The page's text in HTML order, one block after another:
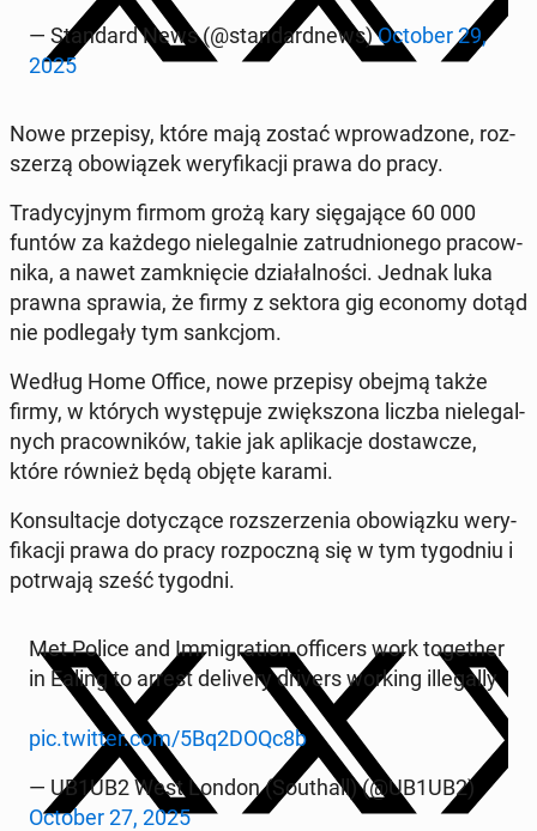
— Stan­dard News (@stan­dard­news)October 29,
2025
Nowe prze­pi­sy, które mają zostać wpro­wa­dzo­ne, roz­
sze­rzą obo­wią­zek we­ry­fi­ka­cji prawa do pracy.
Tra­dy­cyj­nym firmom grożą kary się­ga­ją­ce 60 000
funtów za każdego nie­le­gal­nie za­trud­nio­ne­go pra­cow­
ni­ka, a nawet za­mknię­cie dzia­łal­no­ści. Jednak luka
prawna sprawia, że firmy z sektora gig economy dotąd
nie pod­le­ga­ły tym sank­cjom.
Według Home Office, nowe prze­pi­sy obejmą także
firmy, w których wy­stę­pu­je zwięk­szo­na liczba nie­le­gal­
nych pra­cow­ni­ków, takie jak apli­ka­cje do­staw­cze,
które również będą objęte karami.
Kon­sul­ta­cje do­ty­czą­ce roz­sze­rze­nia obo­wiąz­ku we­ry­
fi­ka­cji prawa do pracy roz­pocz­ną się w tym ty­go­dniu i
po­trwa­ją sześć tygodni.
Met Police and Im­mi­gra­tion of­fi­cers work to­ge­ther
in Ealing to arrest de­li­ve­ry drivers working il­le­gal­ly
pic.twitter.com/5Bq2DOQc8b
— UB1UB2 West London (So­uthall) (@UB1UB2)
October 27, 2025